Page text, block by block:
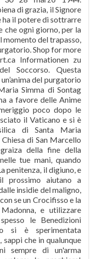
di grazia, il Signore
ha il potere di sottrarre
che ogni giorno, per la
del trapasso,
Shop for more
Informationen zu
Soccorso. Questa
del purgatorio
Simma di Sontag
a favore delle Anime
poco dopo le
il Vaticano e si è
di Santa Maria
di San Marcello
della fine della
tue mani, quando
penitenza, il digiuno, e
prossimo aiutano a
insidie del maligno,
se un Crocifisso e la
e utilizzare
le Benedizioni
si è sperimentata
che in qualunque
sempre di un'arma